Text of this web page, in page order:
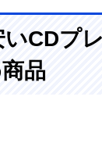
いCDプ
品